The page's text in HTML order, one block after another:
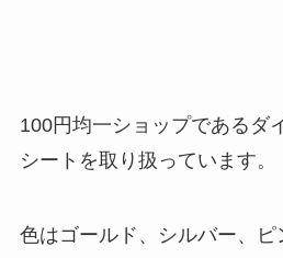
100円均一ショップであるダ
シートを取り扱っています。
色はゴールド、シルバー、ピ